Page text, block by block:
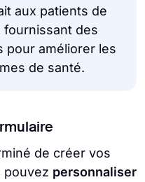
aux patients de
fournissant des
pour améliorer les
de santé.
de créer vos
pouvez personnaliser